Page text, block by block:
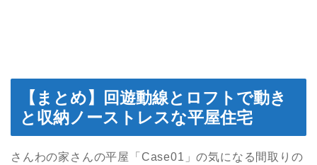
【まとめ】回遊動線とロフトで動き
と収納ノーストレスな平屋住宅
さんわの家さんの平屋「Case01」の気になる間取りの